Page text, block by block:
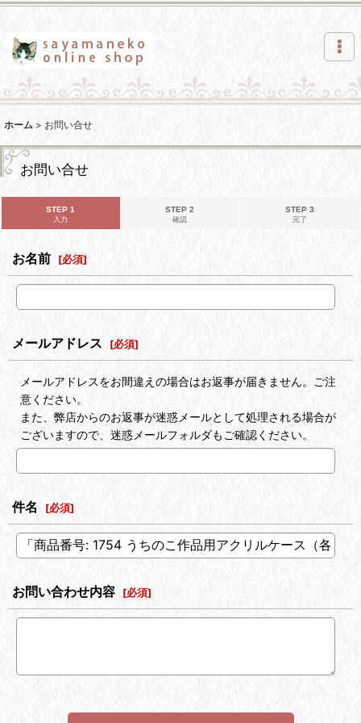
ホーム > お問い合せ
お問い合せ
STEP 1
入力
STEP 2
確認
STEP 3
完了
お名前 [必須]
メールアドレス [必須]
メールアドレスをお間違えの場合はお返事が届きません。ご注
意ください。
また、弊店からのお返事が迷惑メールとして処理される場合が
ございますので、迷惑メールフォルダもご確認ください。
件名 [必須]
お問い合わせ内容 [必須]